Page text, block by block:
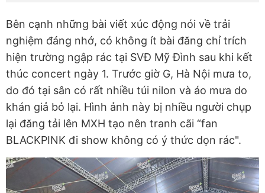
Bên cạnh những bài viết xúc động nói về trải
nghiệm đáng nhớ, có không ít bài đăng chỉ trích
hiện trường ngập rác tại SVĐ Mỹ Đình sau khi kết
thúc concert ngày 1. Trước giờ G, Hà Nội mưa to,
do đó tại sân có rất nhiều túi nilon và áo mưa do
khán giả bỏ lại. Hình ảnh này bị nhiều người chụp
lại đăng tải lên MXH tạo nên tranh cãi “fan
BLACKPINK đi show không có ý thức dọn rác".